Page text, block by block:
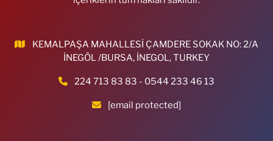
KEMALPAŞA MAHALLESİ ÇAMDERE SOKAK NO: 2/A
İNEGÖL /BURSA, İNEGOL, TURKEY
224 713 83 83 - 0544 233 46 13
[email protected]